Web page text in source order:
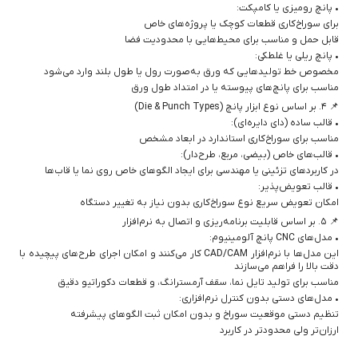
• پانچ رومیزی یا کامپکت:
برای سوراخ‌کاری قطعات کوچک یا پروژه‌های خاص
قابل حمل و مناسب برای محیط‌هایی با محدودیت فضا
• پانچ ریلی یا غلطکی:
مخصوص خط تولیدهایی که ورق به‌صورت رول یا طول بلند وارد می‌شود
مناسب برای پانچ‌های پیوسته یا در امتداد طول ورق
📌 ۴. بر اساس نوع ابزار پانچ (Die & Punch Types)
• قالب ساده (دای دایره‌ای):
مناسب برای سوراخ‌کاری استاندارد در ابعاد مشخص
• قالب‌های خاص (بیضی، مربع، طرح‌دار):
در کاربردهای تزئینی یا مهندسی برای ایجاد الگوهای خاص روی نما یا قاب‌ها
• قالب تعویض‌پذیر:
امکان تعویض سریع نوع سوراخ‌کاری بدون نیاز به تغییر دستگاه
📌 ۵. بر اساس قابلیت برنامه‌ریزی و اتصال به نرم‌افزار
• مدل‌های CNC پانچ آلومینیوم:
این مدل‌ها با نرم‌افزار CAD/CAM کار می‌کنند و امکان اجرای طرح‌های پیچیده با
دقت بالا را فراهم می‌سازند
مناسب برای تولید تایل نما، سقف آرمسترانگ، و قطعات دکوراتیو دقیق
• مدل‌های دستی بدون کنترل نرم‌افزاری:
تنظیم دستی موقعیت سوراخ و بدون امکان ثبت الگوهای پیشرفته
ارزان‌تر ولی محدودتر در کاربرد